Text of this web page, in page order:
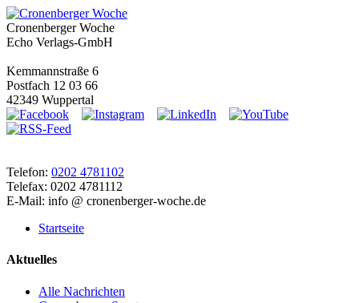
Cronenberger Woche
Echo Verlags-GmbH
Kemmannstraße 6
Postfach 12 03 66
42349 Wuppertal
Telefon: 0202 4781102
Telefax: 0202 4781112
E-Mail: info @ cronenberger-woche.de
Startseite
Aktuelles
Alle Nachrichten